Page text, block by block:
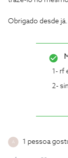
Obrigado desde já.
1- rf
2-
A 1 pessoa